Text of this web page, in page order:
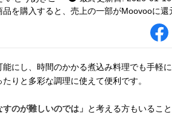
を購入すると、売上の一部がMoovooに還
にし、時間のかかる煮込み料理でも手軽
りと多彩な調理に使えて便利です。
すのが難しいのでは」 と考える方もいること